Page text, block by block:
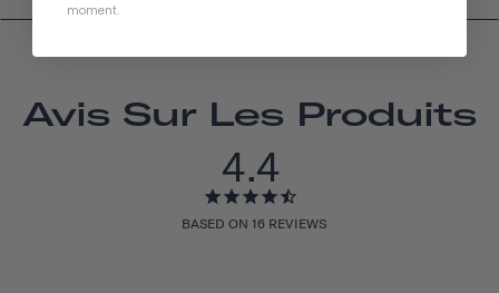
Avis Sur Les Produits
4.4
BASED ON 16 REVIEWS
moment.